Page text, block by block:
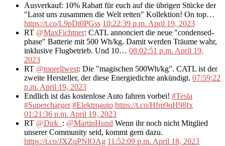
Ausverkauf: 10% Rabatt für euch auf die übrigen Stücke der
"Lasst uns zusammen die Welt retten" Kollektion! On top…
https://t.co/L9pDt0PGss 10:22:39 p.m. April 19, 2023
RT @MaxFichtner: CATL annonciert die neue "condensed-
phase" Batterie mit 500 Wh/kg. Damit werden Träume wahr,
inklusive Flugbetrieb. Und 10… 08:02:51 p.m. April 19,
2023
RT @morellwest: Die "magischen 500Wh/kg". CATL ist der
zweite Hersteller, der diese Energiedichte ankündigt. 07:59:22
p.m. April 19, 2023
Endlich ist das kostenlose Auto fahren vorbei! #Tesla
#Supercharger #Elektroauto https://t.co/Hfm9qH98fx
01:21:36 p.m. April 19, 2023
RT @Dirk_ : @MartinHund Wenn ihr noch nicht Mitglied
unserer Community seid, kommt gern dazu.
https://t.co/JXZqPNlOAg 11:52:09 p.m. April 18, 2023